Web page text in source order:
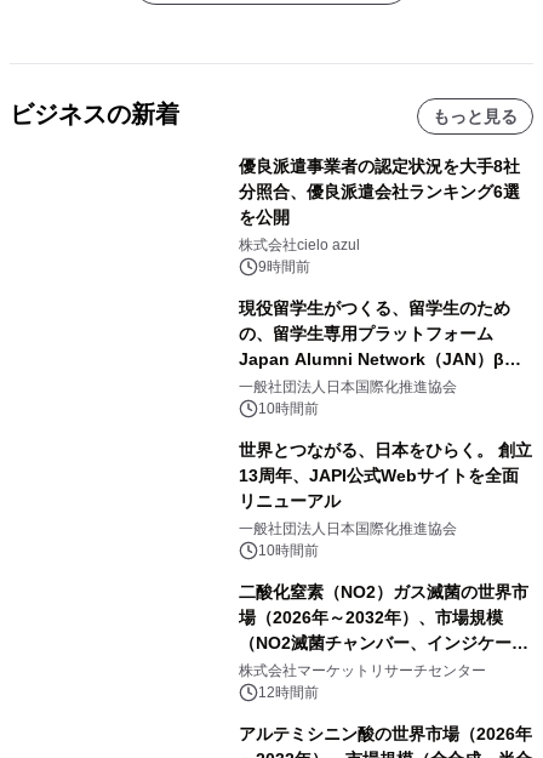
ビジネスの新着 もっと見る
優良派遣事業者の認定状況を大手8社
分照合、優良派遣会社ランキング6選
を公開
株式会社cielo azul
9時間前
現役留学生がつくる、留学生のため
の、留学生専用プラットフォーム
Japan Alumni Network（JAN）β版
をリリース
一般社団法人日本国際化推進協会
10時間前
世界とつながる、日本をひらく。 創立
13周年、JAPI公式Webサイトを全面
リニューアル
一般社団法人日本国際化推進協会
10時間前
二酸化窒素（NO2）ガス滅菌の世界市
場（2026年～2032年）、市場規模
（NO2滅菌チャンバー、インジケータ
ーおよびモニタリングシステム、その
他）・分析レポートを発表
株式会社マーケットリサーチセンター
12時間前
アルテミシニン酸の世界市場（2026年